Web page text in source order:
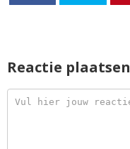
Reactie plaatsen